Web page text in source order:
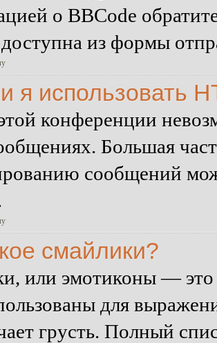
о BBCode
из формы
я использовать
конференции
Большая
сообщений
смайлики?
или эмотиконы — это
для
грусть. Полный